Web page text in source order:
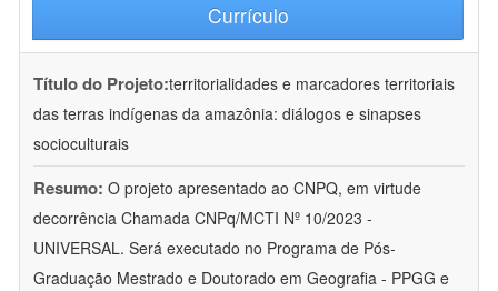
Currículo
Título do Projeto:territorialidades e marcadores territoriais
das terras indígenas da amazônia: diálogos e sinapses
socioculturais
Resumo: O projeto apresentado ao CNPQ, em virtude
decorrência Chamada CNPq/MCTI Nº 10/2023 -
UNIVERSAL. Será executado no Programa de Pós-
Graduação Mestrado e Doutorado em Geografia - PPGG e